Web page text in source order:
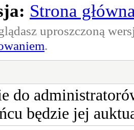
Strona
uproszczoną
.
do
będzie jej